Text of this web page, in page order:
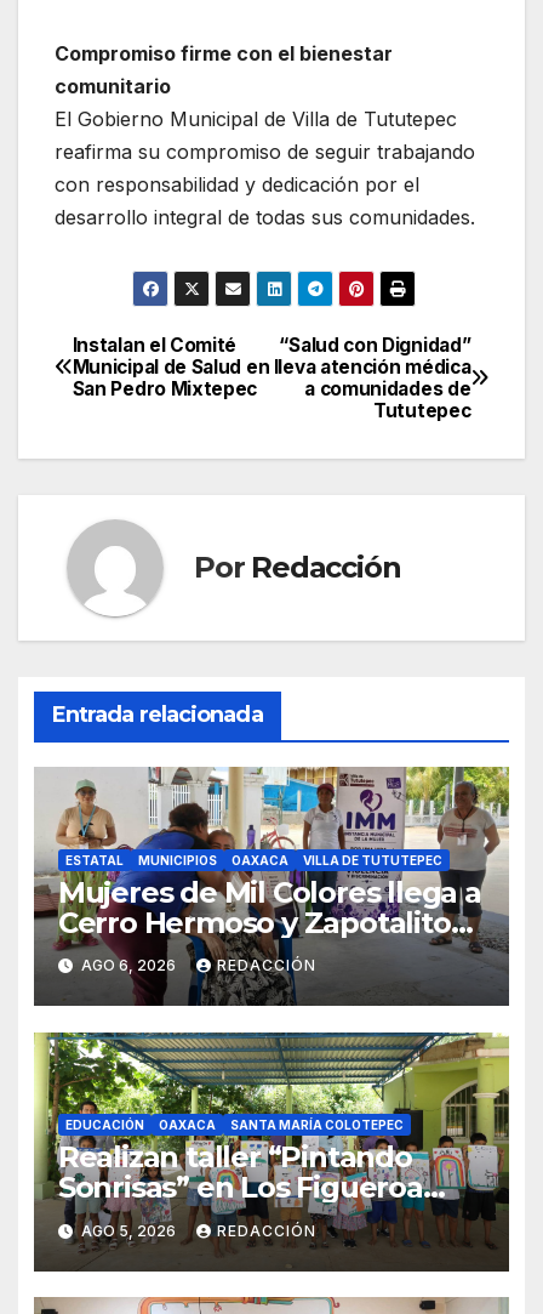
Compromiso firme con el bienestar
comunitario
El Gobierno Municipal de Villa de Tututepec
reafirma su compromiso de seguir trabajando
con responsabilidad y dedicación por el
desarrollo integral de todas sus comunidades.
Navegación
de
entradas
“Salud con Dignidad”
lleva atención médica
a comunidades de
Tututepec
Instalan el Comité
Municipal de Salud en
San Pedro Mixtepec
Por Redacción
Entrada relacionada
ESTATAL MUNICIPIOS OAXACA VILLA DE TUTUTEPEC
Mujeres de Mil Colores llega a
Cerro Hermoso y Zapotalito
para fortalecer redes de
apoyo y prevenir violencias
AGO 6, 2026 REDACCIÓN
EDUCACIÓN OAXACA SANTA MARÍA COLOTEPEC
Realizan taller “Pintando
Sonrisas” en Los Figueroa
como parte del Curso de
Verano
AGO 5, 2026 REDACCIÓN